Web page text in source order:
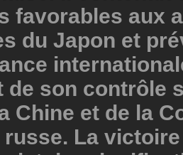
favorables aux
du Japon et
de son contrôle
Chine et de la
La